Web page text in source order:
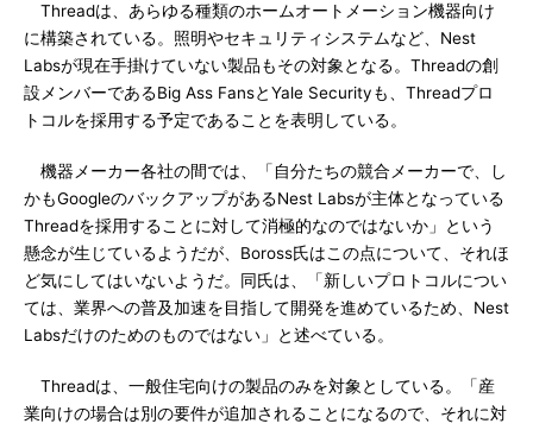
Threadは、あらゆる種類のホームオートメーション機器向け
に構築されている。照明やセキュリティシステムなど、Nest
Labsが現在手掛けていない製品もその対象となる。Threadの創
設メンバーであるBig Ass FansとYale Securityも、Threadプロ
トコルを採用する予定であることを表明している。
機器メーカー各社の間では、「自分たちの競合メーカーで、し
かもGoogleのバックアップがあるNest Labsが主体となっている
Threadを採用することに対して消極的なのではないか」という
懸念が生じているようだが、Boross氏はこの点について、それほ
ど気にしてはいないようだ。同氏は、「新しいプロトコルについ
ては、業界への普及加速を目指して開発を進めているため、Nest
Labsだけのためのものではない」と述べている。
Threadは、一般住宅向けの製品のみを対象としている。「産
業向けの場合は別の要件が追加されることになるので、それに対